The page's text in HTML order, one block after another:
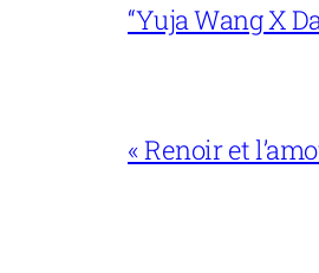
“Yuja Wang X
« Renoir et